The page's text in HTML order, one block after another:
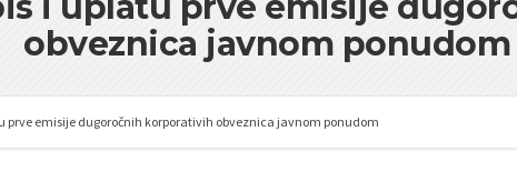
obveznica javnom ponudom
prve emisije dugoročnih korporativih obveznica javnom ponudom